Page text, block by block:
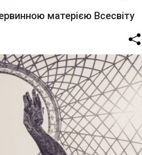
матерією Всесвіту